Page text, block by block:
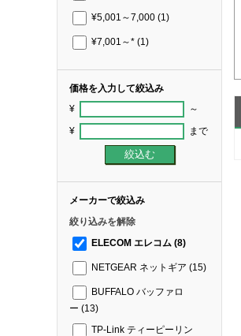
¥5,001～7,000 (1)
¥7,001～* (1)
価格を入力して絞込み
¥ ～
¥ まで
メーカーで絞込み
絞り込みを解除
ELECOM エレコム (8)
NETGEAR ネットギア (15)
BUFFALO バッファロ
ー (13)
TP-Link ティーピーリン